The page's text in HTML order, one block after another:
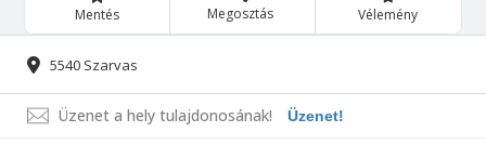
Mentés Megosztás Vélemény
5540 Szarvas
Üzenet a hely tulajdonosának! Üzenet!